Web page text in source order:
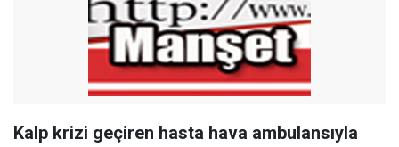
Kalp krizi geçiren hasta hava ambulansıyla